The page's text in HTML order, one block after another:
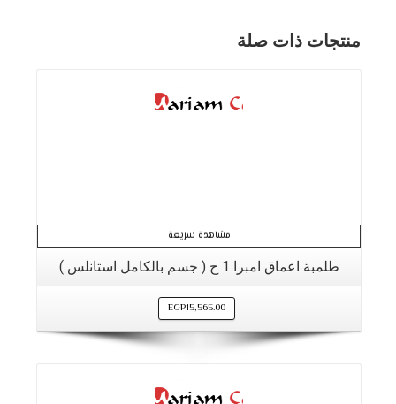
منتجات ذات صلة
مشاهدة سريعة
طلمبة اعماق امبرا 1 ح ( جسم بالكامل استانلس )
EGP15,565.00